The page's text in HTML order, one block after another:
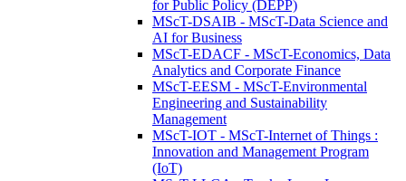
for Public Policy (DEPP)
MScT-DSAIB - MScT-Data Science and
AI for Business
MScT-EDACF - MScT-Economics, Data
Analytics and Corporate Finance
MScT-EESM - MScT-Environmental
Engineering and Sustainability
Management
MScT-IOT - MScT-Internet of Things :
Innovation and Management Program
(IoT)